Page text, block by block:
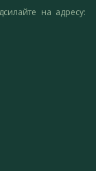
на адресу: